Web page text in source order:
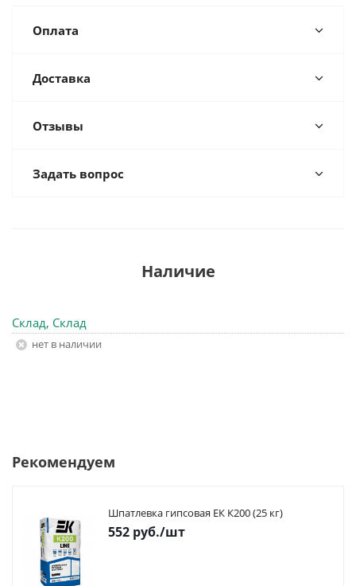
Оплата
Доставка
Отзывы
Задать вопрос
Наличие
Склад, Склад
Нет в наличии
Рекомендуем
Шпатлевка гипсовая ЕК К200 (25 кг)
552 руб./шт